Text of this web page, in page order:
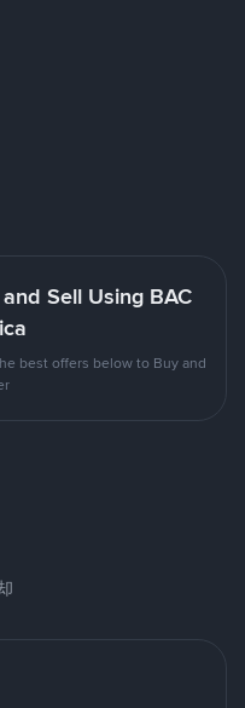
Sell Using BAC
best offers below to Buy and